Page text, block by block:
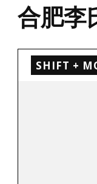
合肥李
SHIFT +